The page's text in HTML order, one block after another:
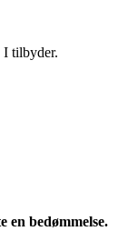
I tilbyder.
en bedømmelse.